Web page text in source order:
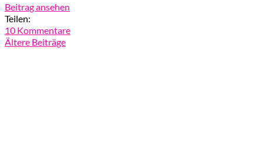
Beitrag ansehen
Teilen:
10 Kommentare
Ältere Beiträge